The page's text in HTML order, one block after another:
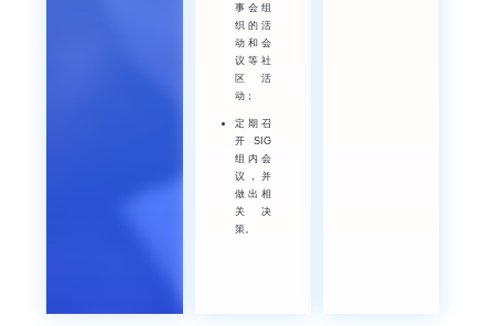
事会组
织的活
动和会
议等社
区活
动；
定期召
开SIG
组内会
议，并
做出相
关决
策。